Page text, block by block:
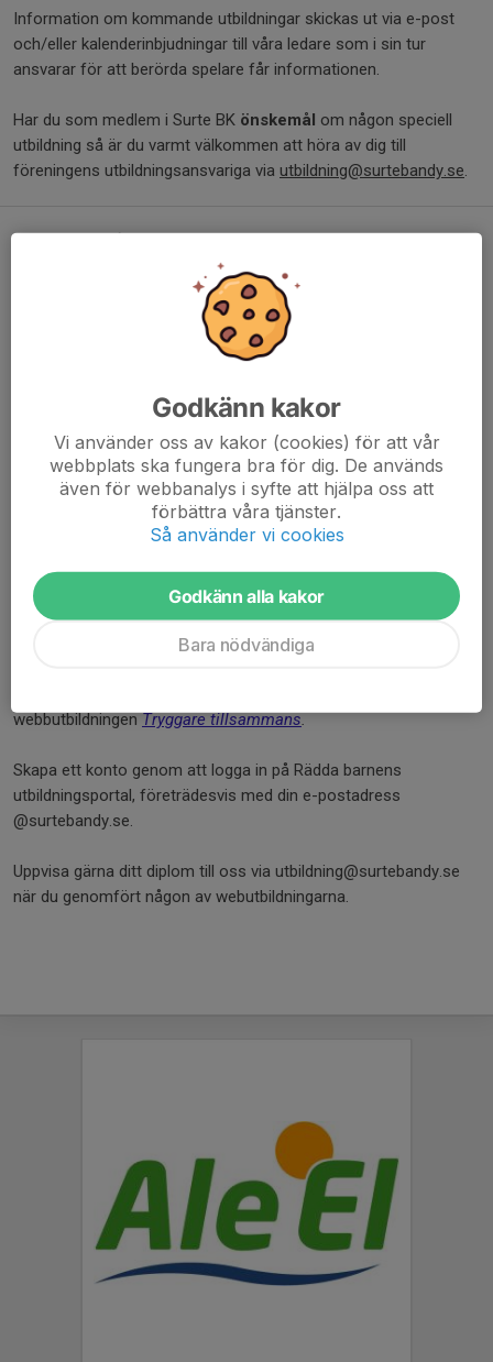
Information om kommande utbildningar skickas ut via e-post
och/eller kalenderinbjudningar till våra ledare som i sin tur
ansvarar för att berörda spelare får informationen.
Har du som medlem i Surte BK önskemål om någon speciell
utbildning så är du varmt välkommen att höra av dig till
föreningens utbildningsansvariga via utbildning@surtebandy.se
Tryggare tillsammans
En webbutbildning framtagen av Rädda Barnen. Utbildningen tar
ca 40 minuter att genomföra och innehåller verktyg för att jobba
med att skapa en trygg miljö för barn och ungdomar, öka
medvetenheten om risker samt hur man jobbar förebyggande.
webbutbildningenTryggare tillsammans.
Skapa ett konto genom att logga in på Rädda barnens
utbildningsportal, företrädesvis med din e-postadress
@surtebandy.se.
Uppvisa gärna ditt diplom till oss via utbildning@surtebandy.se
när du genomfört någon av webutbildningarna.
Godkänn kakor
Vi använder oss av kakor (cookies) för att vår
webbplats ska fungera bra för dig. De används
även för webbanalys i syfte att hjälpa oss att
förbättra våra tjänster.
Så använder vi cookies
Godkänn alla kakor
Bara nödvändiga